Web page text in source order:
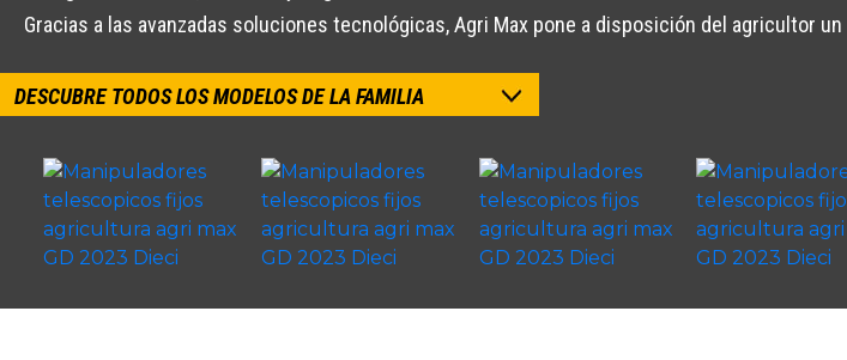
Gracias a las avanzadas soluciones tecnológicas, Agri Max pone a disposición del agricultor un
DESCUBRE TODOS LOS MODELOS DE LA FAMILIA